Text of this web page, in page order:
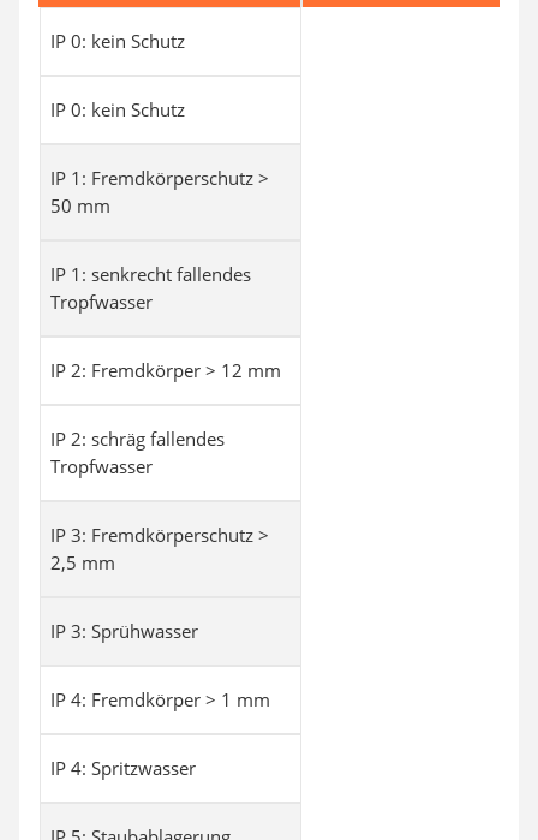
IP 0: kein Schutz
IP 0: kein Schutz
IP 1: Fremdkörperschutz >
50 mm
IP 1: senkrecht fallendes
Tropfwasser
IP 2: Fremdkörper > 12 mm
IP 2: schräg fallendes
Tropfwasser
IP 3: Fremdkörperschutz >
2,5 mm
IP 3: Sprühwasser
IP 4: Fremdkörper > 1 mm
IP 4: Spritzwasser